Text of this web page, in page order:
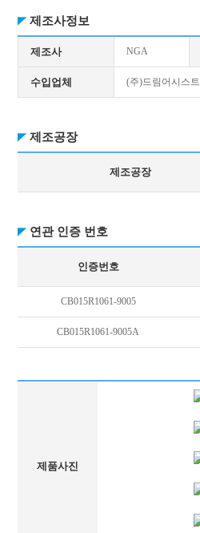
제조사정보
제조사 NGA
수입업체 (주)드림어시스트
제조공장
제조공장
연관 인증 번호
인증번호
CB015R1061-9005
CB015R1061-9005A
제품사진